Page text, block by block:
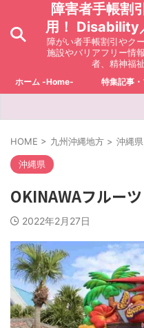
障害者手帳割
用！ Disability
障がい者手帳割引やク
施設やバリアフリー情
者、精神福
ホーム -Home- 特集記事
HOME > 九州沖縄地方 > 沖縄県
沖縄県
OKINAWAフルー
2022年2月27日